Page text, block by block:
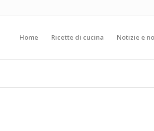
Home Ricette di cucina Notizie e